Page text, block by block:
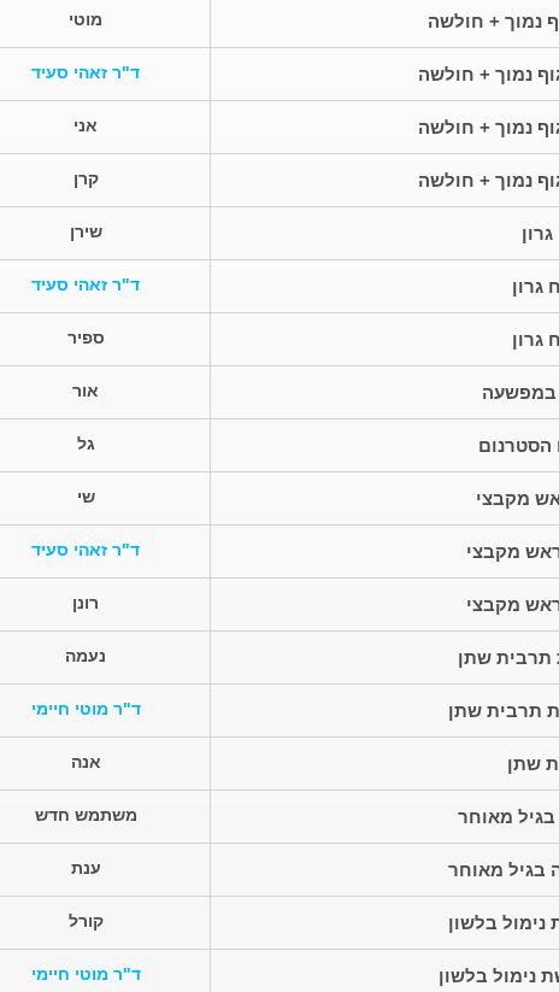
נמוך + חולשה מוטי
נמוך + חולשה ד"ר זאהי סעיד
נמוך + חולשה אני
נמוך + חולשה קרן
שירן
גרון ד"ר זאהי סעיד
גרון ספיר
במפשעה אור
הסטרנום גל
מקבצי שי
מקבצי ד"ר זאהי סעיד
מקבצי רונן
תרבית שתן נעמה
תרבית שתן ד"ר מוטי חיימי
שתן אנה
בגיל מאוחר משתמש חדש
בגיל מאוחר ענת
בלשון קורל
נימול בלשון ד"ר מוטי חיימי